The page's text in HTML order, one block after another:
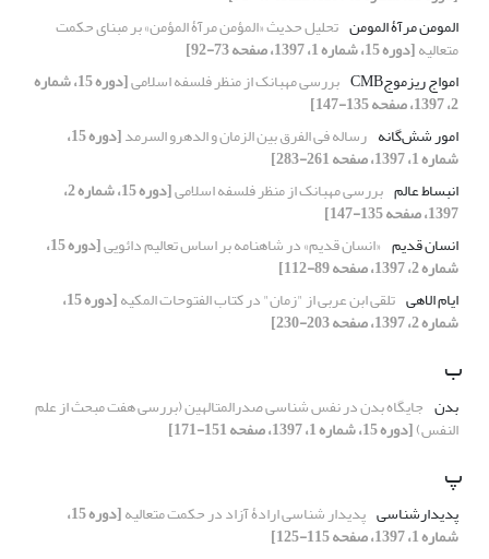
المومن مرآۀ المومن تحلیل حدیث «المؤمن مرآۀ المؤمن» بر مبنای حکمت
متعالیه[دوره 15، شماره 1، 1397، صفحه 73-92]
امواج ریزموجCMB
بررسی مهبانک از منظر فلسفه اسلامی [دوره 15، شماره
2، 1397، صفحه 135-147]
امور شش‌گانه رساله فی الفرق بین الزمان و الدهرو السرمد [دوره 15،
شماره 1، 1397، صفحه 261-283]
انبساط عالم بررسی مهبانک از منظر فلسفه اسلامی [دوره 15، شماره 2،
1397، صفحه 135-147]
انسان قدیم «انسان قدیم» در شاهنامه بر اساس تعالیم دائویی [دوره 15،
شماره 2، 1397، صفحه 89-112]
ایام الاهی تلقی ابن عربی از "زمان" در کتاب الفتوحات المکیه [دوره 15،
شماره 2، 1397، صفحه 203-230]
ب
بدن جایگاه بدن در نفس شناسی صدرالمتالهین (بررسی هفت مبحث از علم
النفس)[دوره 15، شماره 1، 1397، صفحه 151-171]
پ
پدیدارشناسی پدیدار شناسی ارادۀ آزاد در حکمت متعالیه [دوره 15،
شماره 1، 1397، صفحه 115-125]